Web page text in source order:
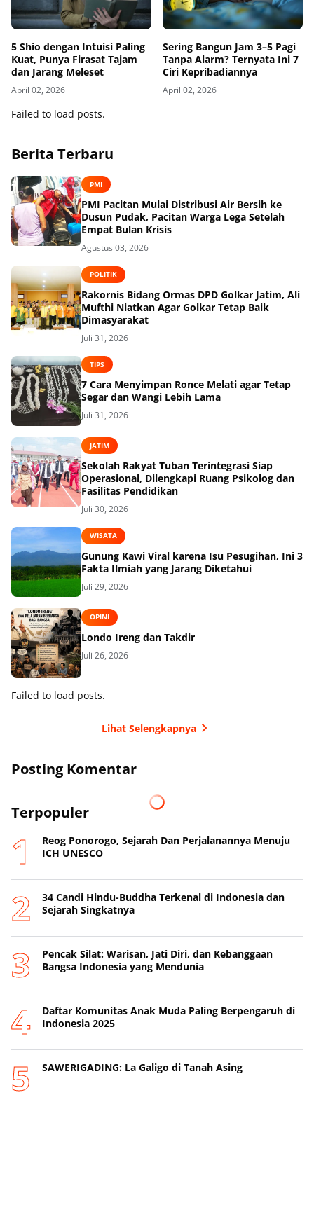
5 Shio dengan Intuisi Paling
Kuat, Punya Firasat Tajam
dan Jarang Meleset
April 02, 2026
Sering Bangun Jam 3–5 Pagi
Tanpa Alarm? Ternyata Ini 7
Ciri Kepribadiannya
April 02, 2026
Failed to load posts.
Berita Terbaru
PMI
PMI Pacitan Mulai Distribusi Air Bersih ke
Dusun Pudak, Pacitan Warga Lega Setelah
Empat Bulan Krisis
Agustus 03, 2026
POLITIK
Rakornis Bidang Ormas DPD Golkar Jatim, Ali
Mufthi Niatkan Agar Golkar Tetap Baik
Dimasyarakat
Juli 31, 2026
TIPS
7 Cara Menyimpan Ronce Melati agar Tetap
Segar dan Wangi Lebih Lama
Juli 31, 2026
JATIM
Sekolah Rakyat Tuban Terintegrasi Siap
Operasional, Dilengkapi Ruang Psikolog dan
Fasilitas Pendidikan
Juli 30, 2026
WISATA
Gunung Kawi Viral karena Isu Pesugihan, Ini 3
Fakta Ilmiah yang Jarang Diketahui
Juli 29, 2026
OPINI
Londo Ireng dan Takdir
Juli 26, 2026
Failed to load posts.
Lihat Selengkapnya
Posting Komentar
Terpopuler
Reog Ponorogo, Sejarah Dan Perjalanannya Menuju
ICH UNESCO
34 Candi Hindu-Buddha Terkenal di Indonesia dan
Sejarah Singkatnya
Pencak Silat: Warisan, Jati Diri, dan Kebanggaan
Bangsa Indonesia yang Mendunia
Daftar Komunitas Anak Muda Paling Berpengaruh di
Indonesia 2025
SAWERIGADING: La Galigo di Tanah Asing